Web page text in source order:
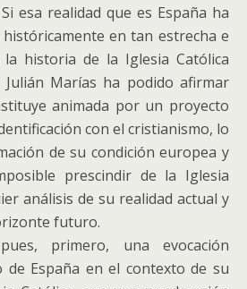
esa realidad que es España ha
en tan estrecha e
historia de la Iglesia Católica
Marías ha podido afirmar
animada por un proyecto
con el cristianismo, lo
de su condición europea y
prescindir de la Iglesia
análisis de su realidad actual y
futuro.
primero, una evocación
de España en el contexto de su